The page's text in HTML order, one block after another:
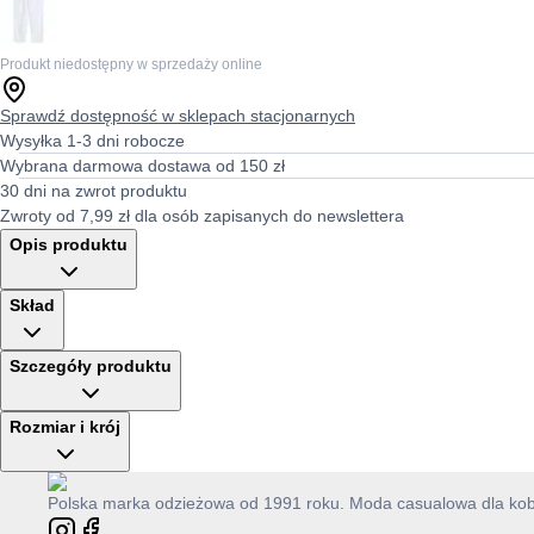
Produkt niedostępny w sprzedaży online
Sprawdź dostępność w sklepach stacjonarnych
Wysyłka 1-3 dni robocze
Wybrana darmowa dostawa od 150 zł
30 dni na zwrot produktu
Zwroty od 7,99 zł dla osób zapisanych do newslettera
Opis produktu
Skład
Szczegóły produktu
Rozmiar i krój
Polska marka odzieżowa od 1991 roku. Moda casualowa dla